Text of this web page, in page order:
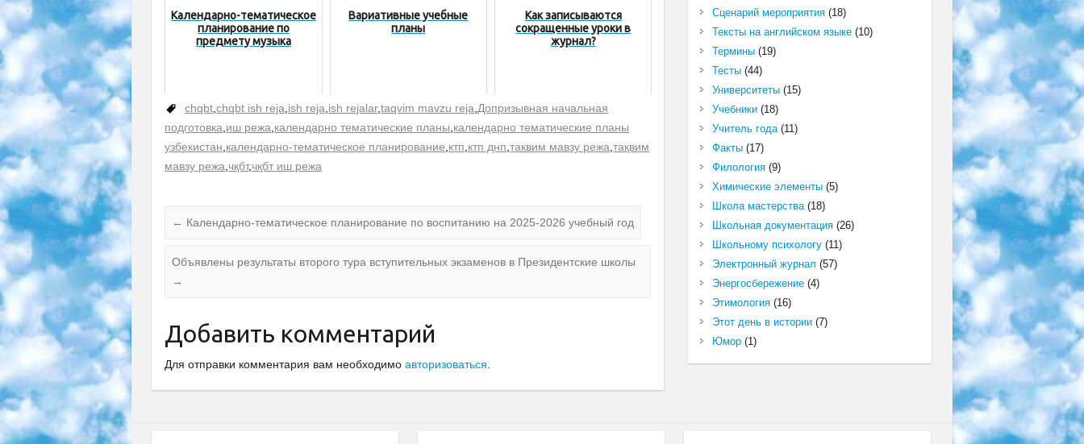
Календарно-тематическое
планирование по
предмету музыка
Вариативные учебные
планы
Как записываются
сокращенные уроки в
журнал?
chqbt,chqbt ish reja,ish reja,ish rejalar,taqvim mavzu reja,Допризывная начальная
подготовка,иш режа,календарно тематические планы,календарно тематические планы
узбекистан,календарно-тематическое планирование,ктп,ктп днп,таквим мавзу режа,тақвим
мавзу режа,чқбт,чқбт иш режа
← Календарно-тематическое планирование по воспитанию на 2025-2026 учебный год
Объявлены результаты второго тура вступительных экзаменов в Президентские школы
→
Добавить комментарий
Для отправки комментария вам необходимоавторизоваться
Сценарий мероприятия(18)
Тексты на английском языке(10)
Термины(19)
Тесты(44)
Университеты(15)
Учебники(18)
Учитель года(11)
Факты(17)
Филология(9)
Химические элементы(5)
Школа мастерства(18)
Школьная документация(26)
Школьному психологу(11)
Электронный журнал (57)
Энергосбережение(4)
Этимология(16)
Этот день в истории(7)
Юмор(1)